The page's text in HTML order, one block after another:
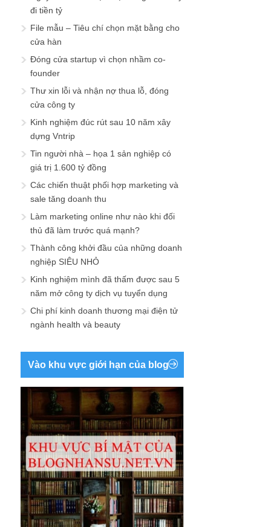
đi tiền tỷ
File mẫu – Tiêu chí chọn mặt bằng cho
cửa hàn
Đóng cửa startup vì chọn nhầm co-
founder
Thư xin lỗi và nhận nợ thua lỗ, đóng
cửa công ty
Kinh nghiệm đúc rút sau 10 năm xây
dựng Vntrip
Tin người nhà – họa 1 sản nghiệp có
giá trị 1.600 tỷ đồng
Các chiến thuật phối hợp marketing và
sale tăng doanh thu
Làm marketing online như nào khi đối
thủ đã làm trước quá mạnh?
Thành công khởi đầu của những doanh
nghiệp SIÊU NHỎ
Kinh nghiệm mình đã thấm được sau 5
năm mở công ty dịch vụ tuyển dụng
Chi phí kinh doanh thương mại điện tử
ngành health và beauty
Vào khu vực giới hạn của blog